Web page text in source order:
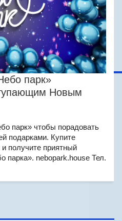
парк»
Новым
парк» чтобы порадовать
подарками. Купите
и получите приятный
парка». nebopark.house Тел.